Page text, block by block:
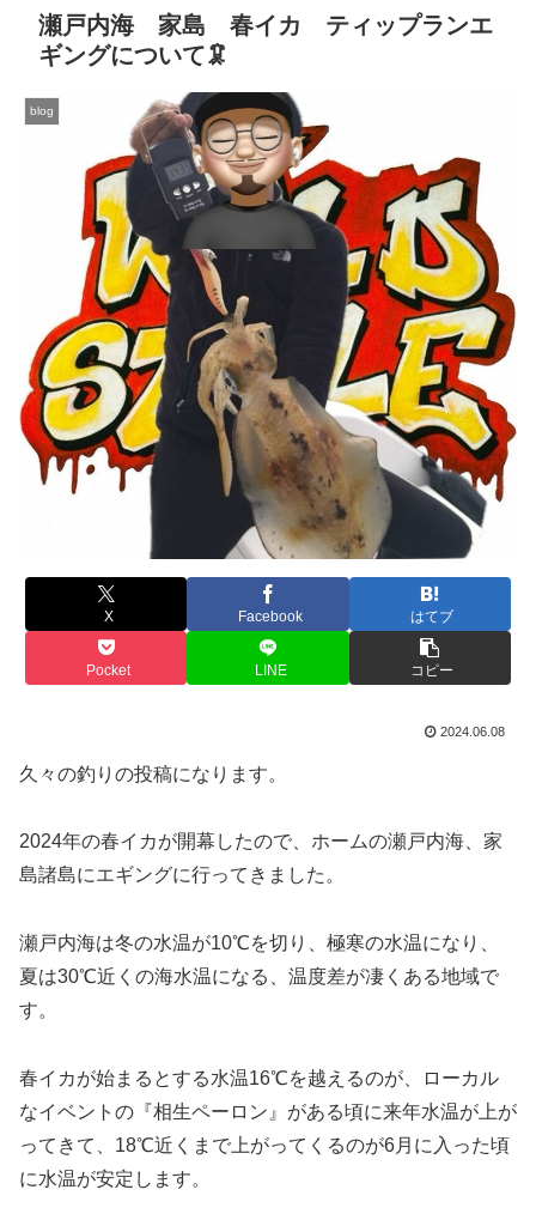
瀬戸内海 家島 春イカ ティップランエ
ギングについて🦑
blog
X Facebook はてブ
Pocket LINE コピー
2024.06.08
久々の釣りの投稿になります。
2024年の春イカが開幕したので、ホームの瀬戸内海、家
島諸島にエギングに行ってきました。
瀬戸内海は冬の水温が10℃を切り、極寒の水温になり、
夏は30℃近くの海水温になる、温度差が凄くある地域で
す。
春イカが始まるとする水温16℃を越えるのが、ローカル
なイベントの『相生ペーロン』がある頃に来年水温が上が
ってきて、18℃近くまで上がってくるのが6月に入った頃
に水温が安定します。